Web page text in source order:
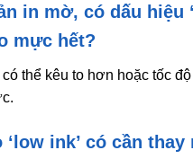
in mờ, có dấu hiệu
mực hết?
thể kêu to hơn hoặc tốc
‘low ink’ có cần